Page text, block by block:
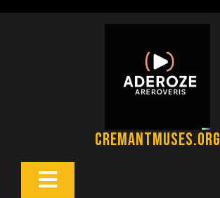
cremantmuses.org
Botón